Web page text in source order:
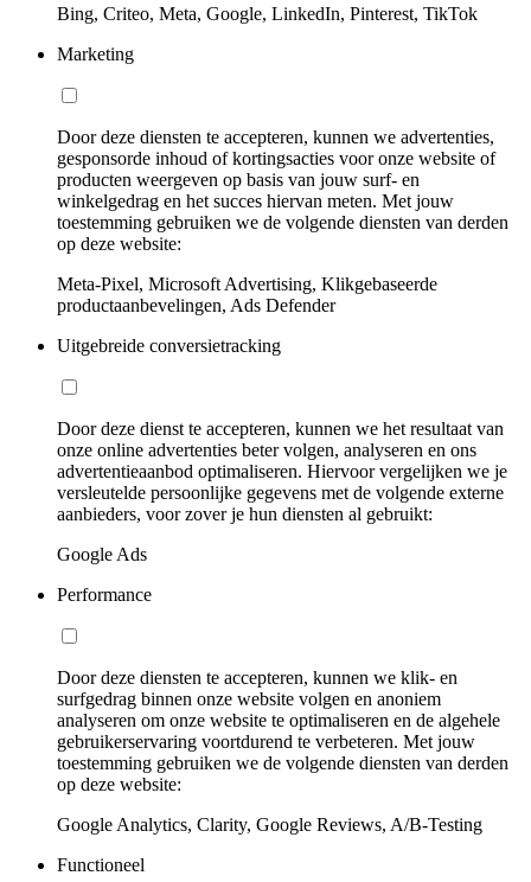
Bing, Criteo, Meta, Google, LinkedIn, Pinterest, TikTok
Marketing
Door deze diensten te accepteren, kunnen we advertenties,
gesponsorde inhoud of kortingsacties voor onze website of
producten weergeven op basis van jouw surf- en
winkelgedrag en het succes hiervan meten. Met jouw
toestemming gebruiken we de volgende diensten van derden
op deze website:
Meta-Pixel, Microsoft Advertising, Klikgebaseerde
productaanbevelingen, Ads Defender
Uitgebreide conversietracking
Door deze dienst te accepteren, kunnen we het resultaat van
onze online advertenties beter volgen, analyseren en ons
advertentieaanbod optimaliseren. Hiervoor vergelijken we je
versleutelde persoonlijke gegevens met de volgende externe
aanbieders, voor zover je hun diensten al gebruikt:
Google Ads
Performance
Door deze diensten te accepteren, kunnen we klik- en
surfgedrag binnen onze website volgen en anoniem
analyseren om onze website te optimaliseren en de algehele
gebruikerservaring voortdurend te verbeteren. Met jouw
toestemming gebruiken we de volgende diensten van derden
op deze website:
Google Analytics, Clarity, Google Reviews, A/B-Testing
Functioneel